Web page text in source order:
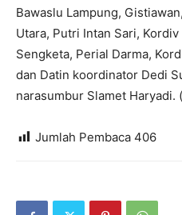
Bawaslu Lampung,
Utara, Putri Intan Sari,
Sengketa, Perial Darma,
dan Datin koordinator Dedi
narasumbur Slamet Haryadi.
Jumlah Pembaca 406